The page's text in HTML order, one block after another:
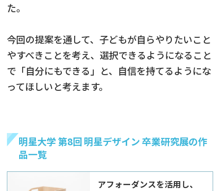
た。
今回の提案を通して、子どもが自らやりたいこと
やすべきことを考え、選択できるようになること
で「自分にもできる」と、自信を持てるようにな
ってほしいと考えます。
明星大学 第8回 明星デザイン 卒業研究展の作
品一覧
アフォーダンスを活用し、